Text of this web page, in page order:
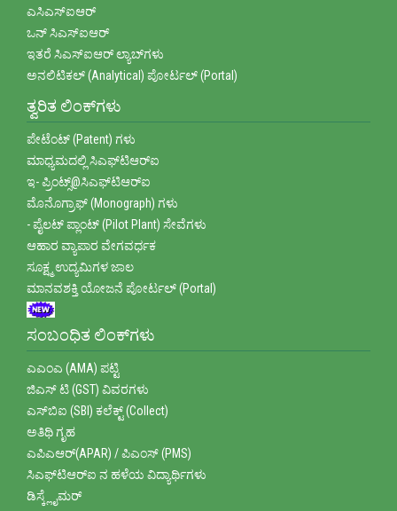
ಎಸಿಎಸ್ಐಆರ್
ಒನ್ ಸಿಎಸ್ಐಆರ್
ಇತರೆ ಸಿಎಸ್‌ಐಆರ್ ಲ್ಯಾಬ್‌ಗಳು
ಅನಲಿಟಿಕಲ್ (Analytical) ಪೋರ್ಟಲ್ (Portal)
ತ್ವರಿತ ಲಿಂಕ್‌ಗಳು
ಪೇಟೆಂಟ್ (Patent) ಗಳು
ಮಾಧ್ಯಮದಲ್ಲಿ ಸಿಎಫ್‌ಟಿಆರ್‌ಐ
ಇ- ಪ್ರಿಂಟ್ಸ್@ಸಿಎಫ್‌ಟಿಆರ್‌ಐ
ಮೊನೊಗ್ರಾಫ್‌ (Monograph) ಗಳು
- ಪೈಲಟ್ ಪ್ಲಾಂಟ್ (Pilot Plant) ಸೇವೆಗಳು
ಆಹಾರ ವ್ಯಾಪಾರ ವೇಗವರ್ಧಕ
ಸೂಕ್ಷ್ಮ ಉದ್ಯಮಿಗಳ ಜಾಲ
ಮಾನವಶಕ್ತಿ ಯೋಜನೆ ಪೋರ್ಟಲ್ (Portal)
ಸಂಬಂಧಿತ ಲಿಂಕ್‌ಗಳು
ಎಎಂಎ (AMA) ಪಟ್ಟಿ
ಜಿಎಸ್ ಟಿ (GST) ವಿವರಗಳು
ಎಸ್‌ಬಿಐ (SBI) ಕಲೆಕ್ಟ್ (Collect)
ಅತಿಥಿ ಗೃಹ
ಎಪಿಎಆರ್(APAR) / ಪಿಎಂಸ್ (PMS)
ಸಿಎಫ್‌ಟಿಆರ್‌ಐ ನ ಹಳೆಯ ವಿದ್ಯಾರ್ಥಿಗಳು
ಡಿಸ್ಕ್ಲೈಮರ್